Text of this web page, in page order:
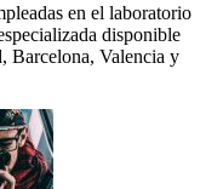
en el laboratorio
disponible
Barcelona, Valencia y